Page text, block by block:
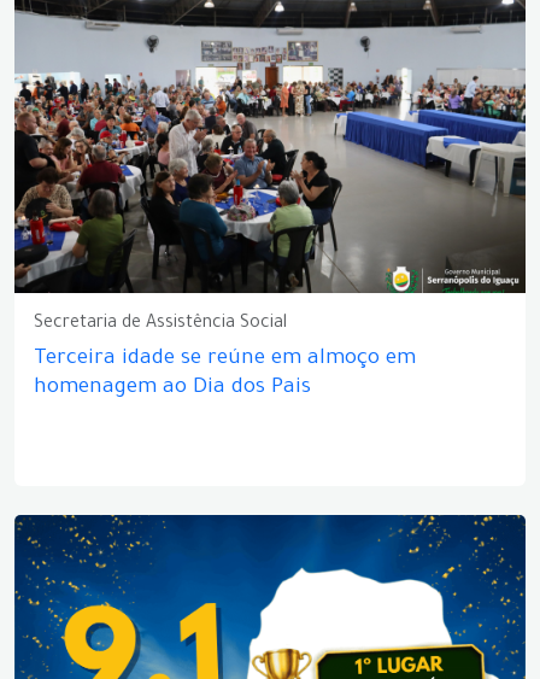
Secretaria de Assistência Social
Terceira idade se reúne em almoço em
homenagem ao Dia dos Pais